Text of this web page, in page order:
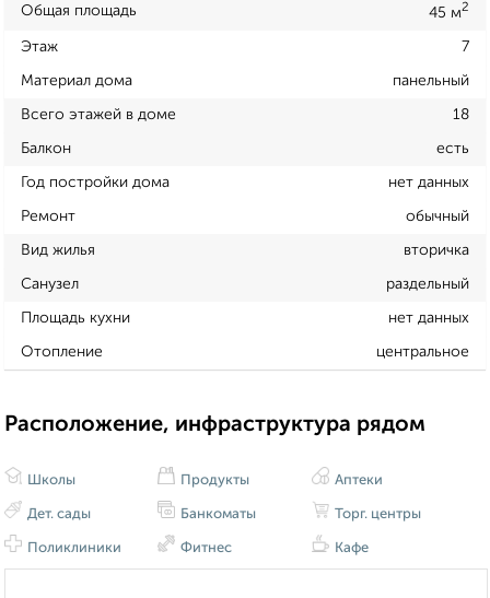
Общая площадь 45 м2
Этаж 7
Материал дома панельный
Всего этажей в доме 18
Балкон есть
Год постройки дома нет данных
Ремонт обычный
Вид жилья вторичка
Санузел раздельный
Площадь кухни нет данных
Отопление центральное
Расположение, инфраструктура рядом
Школы
Дет. сады
Поликлиники
Продукты
Банкоматы
Фитнес
Аптеки
Торг. центры
Кафе